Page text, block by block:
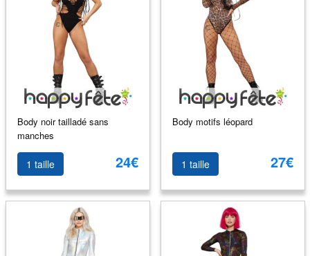
Body noir tailladé sans
manches
1 taille 24€
Body motifs léopard
1 taille 27€